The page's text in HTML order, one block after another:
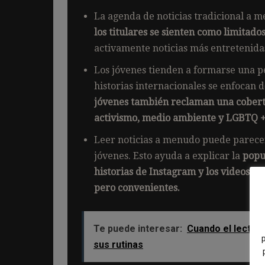
La agenda de noticias tradicional a
los titulares se sienten como
activamente noticias más
Los jóvenes tienden a formarse una
historias internacionales se enfocan
jóvenes también reclaman una
activismo, medio ambiente y LGBTQ +
Leer noticias a menudo puede
jóvenes. Esto ayuda a explicar la
historias de Instagram y los videos
pero convenientes.
Te puede interesar: Cuando el lector
sus rutinas